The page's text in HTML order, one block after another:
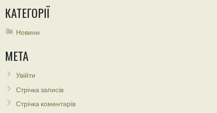
КАТЕГОРІЇ
Новини
МЕТА
Увійти
Стрічка записів
Стрічка коментарів